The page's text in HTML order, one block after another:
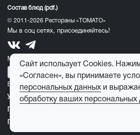
Состав блюд (pdf.)
© 2011-2026 Рестораны «ТОМАТО»
Мы в соц сетях, присоединяйтесь!
Мобильное приложение томато:
E-mail для обратной связи:
Условия обработки персональных данных
Сайт использует Cookies.
«Согласен», вы принимаете
персональных данных и
обработку ваших персональных